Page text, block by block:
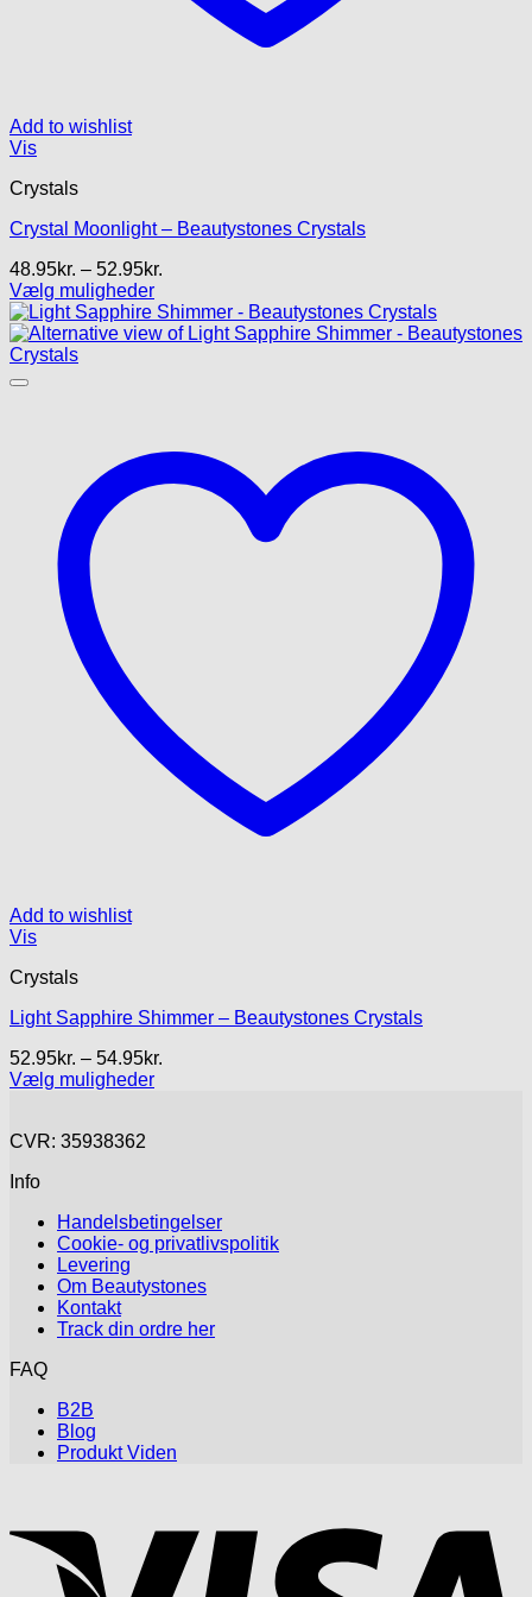
Add to wishlist
Vis
Crystals
Crystal Moonlight – Beautystones Crystals
48.95kr. – 52.95kr.
til
52.95kr.
Vælg muligheder
Dette
vare
har
flere
varesiden
Add to wishlist
Vis
Crystals
Light Sapphire Shimmer – Beautystones Crystals
52.95kr. – 54.95kr.
Vælg muligheder
har
varianter.
kan
vælges
varesiden
CVR: 35938362
Info
Handelsbetingelser
Cookie- og privatlivspolitik
Levering
Om Beautystones
Kontakt
Track din ordre her
FAQ
B2B
Blog
Produkt Viden